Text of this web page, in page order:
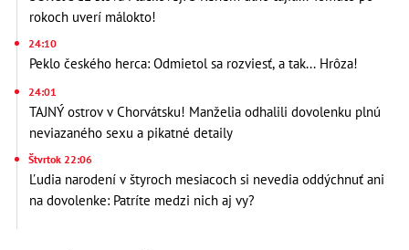
rokoch uverí málokto!
24:10
Peklo českého herca: Odmietol sa rozviesť, a tak... Hrôza!
24:01
TAJNÝ ostrov v Chorvátsku! Manželia odhalili dovolenku plnú
neviazaného sexu a pikatné detaily
Štvrtok 22:06
Ľudia narodení v štyroch mesiacoch si nevedia oddýchnuť ani
na dovolenke: Patríte medzi nich aj vy?